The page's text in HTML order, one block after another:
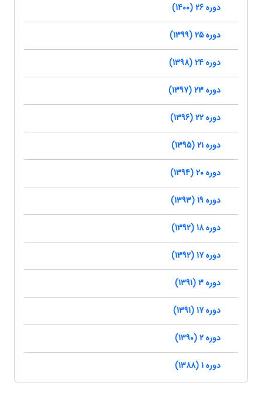
دوره 26 (1400)
دوره 25 (1399)
دوره 24 (1398)
دوره 23 (1397)
دوره 22 (1396)
دوره 21 (1395)
دوره 20 (1394)
دوره 19 (1393)
دوره 18 (1392)
دوره 17 (1392)
دوره 3 (1391)
دوره 17 (1391)
دوره 2 (1390)
دوره 1 (1388)